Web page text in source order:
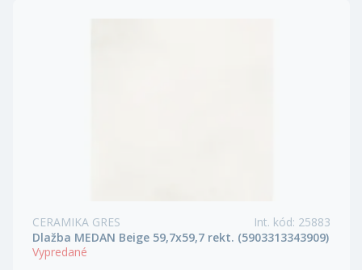
CERAMIKA GRES Int. kód: 25883
Dlažba MEDAN Beige 59,7x59,7 rekt. (5903313343909)
Vypredané